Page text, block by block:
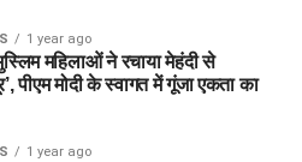
1 year ago
महिलाओं ने रचाया मेहंदी से
पीएम मोदी के स्वागत में गूंजा एकता का
1 year ago